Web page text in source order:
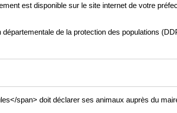
est disponible sur le site internet de votre
de la protection des populations
span> doit déclarer ses animaux auprès du